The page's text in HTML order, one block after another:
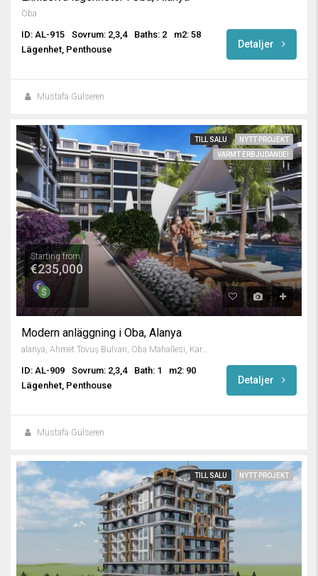
Oba
ID: AL-915 Sovrum: 2,3,4 Baths: 2
m2: 58
Lägenhet, Penthouse
Detaljer
Mustafa Gülseren
TILL SALU
NYTT PROJEKT
VARMT ERBJUDANDE!
Starting from
€235,000
Modern anläggning i Oba, Alanya
alanya, Ahmet Tovuş Bulvarı, Oba Mahallesi, Karakocalı, Alanya, Antalya, Mediterranean Region, 07460, Turkey
ID: AL-909 Sovrum: 2,3,4 Bath: 1
m2: 90
Lägenhet, Penthouse
Detaljer
Mustafa Gülseren
TILL SALU NYTT PROJEKT